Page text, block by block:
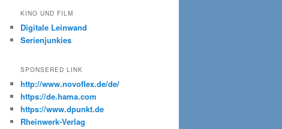
KINO UND FILM
Digitale Leinwand
Serienjunkies
SPONSERED LINK
http://www.novoflex.de/de/
https://de.hama.com
https://www.dpunkt.de
Rheinwerk-Verlag